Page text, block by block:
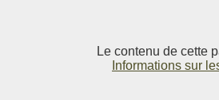
Le contenu de cette
Informations sur